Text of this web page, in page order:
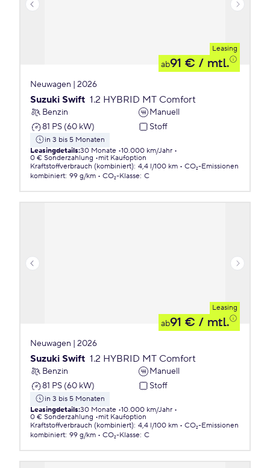
Leasing
ab91 € / mtl.
Neuwagen | 2026
Suzuki Swift 1.2 HYBRID MT Comfort
Benzin
Manuell
81 PS (60 kW)
Stoff
in 3 bis 5 Monaten
Leasingdetails:30 Monate 10.000 km/Jahr
0 € Sonderzahlung
mit Kaufoption
Kraftstoffverbrauch (kombiniert): 4,4 l/100 km
CO₂-Emissionen
kombiniert: 99 g/km CO₂-Klasse: C
Leasing
ab91 € / mtl.
Neuwagen | 2026
Suzuki Swift 1.2 HYBRID MT Comfort
Benzin
Manuell
81 PS (60 kW)
Stoff
in 3 bis 5 Monaten
Leasingdetails:30 Monate 10.000 km/Jahr
0 € Sonderzahlung
mit Kaufoption
Kraftstoffverbrauch (kombiniert): 4,4 l/100 km
CO₂-Emissionen
kombiniert: 99 g/km CO₂-Klasse: C